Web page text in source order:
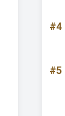
#4
#5